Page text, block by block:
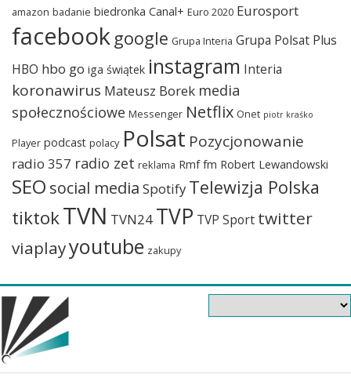
amazon badanie biedronka Canal+ Euro 2020 Eurosport
facebook google Grupa Interia Grupa Polsat Plus
HBO hbo go iga świątek instagram Interia
koronawirus Mateusz Borek media
społecznościowe Messenger Netflix Onet piotr kraśko
Player podcast polacy Polsat Pozycjonowanie
radio 357 radio zet reklama Rmf fm Robert Lewandowski
SEO social media Spotify Telewizja Polska
tiktokTVN TVN24 TVP TVP Sport twitter
viaplayyoutube zakupy